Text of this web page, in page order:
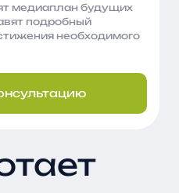
медиаплан будущих
подробный
необходимого